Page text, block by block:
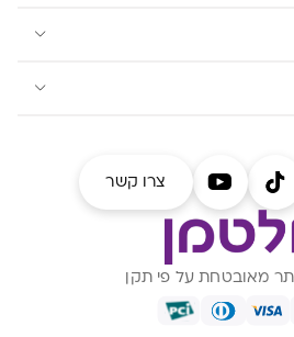
צרו קשר
מאובטחת על פי תקן